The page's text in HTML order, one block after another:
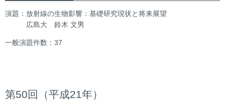
演題：放射線の生物影響：基礎研究現状と将来展望
広島大 鈴木 文男
一般演題件数：37
第50回（平成21年）